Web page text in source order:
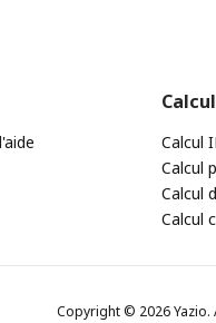
Calcul
Calcul
Calcul
Calcul
Copyright © 2026